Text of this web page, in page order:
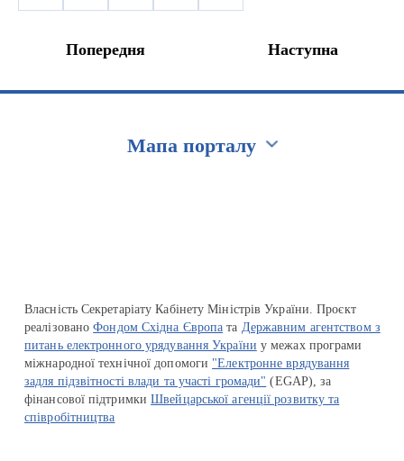
Попередня Наступна
Мапа порталу
Власність Секретаріату Кабінету Міністрів України. Проєкт
реалізованоФондом Східна Європа та Державним агентством з
питань електронного урядування України у межах програми
міжнародної технічної допомоги "Електронне врядування
задля підзвітності влади та участі громади" (EGAP), за
фінансової підтримкиШвейцарської агенції розвитку та
співробітництва